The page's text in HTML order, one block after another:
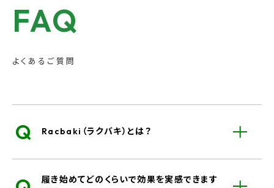
FAQ
よくあるご質問
Q Racbaki（ラクバキ）とは？
履き始めてどのくらいで効果を実感できます